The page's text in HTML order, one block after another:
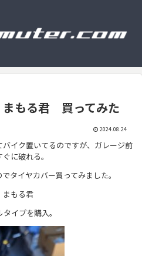
もる君 買ってみた
2024.08.24
イク置いてるのですが、ガレージ前
に破れる。
タイヤカバー買ってみました。
もる君
イプを購入。